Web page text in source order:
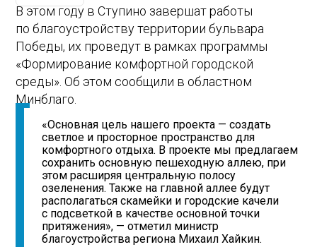
В этом году в Ступино завершат работы
по благоустройству территории бульвара
Победы, их проведут в рамках программы
«Формирование комфортной городской
среды». Об этом сообщили в областном
Минблаго.
«Основная цель нашего проекта — создать
светлое и просторное пространство для
комфортного отдыха. В проекте мы предлагаем
сохранить основную пешеходную аллею, при
этом расширяя центральную полосу
озеленения. Также на главной аллее будут
располагаться скамейки и городские качели
с подсветкой в качестве основной точки
притяжения», — отметил министр
благоустройства региона Михаил Хайкин.